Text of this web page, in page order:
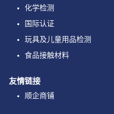
化学检测
国际认证
玩具及儿童用品检测
食品接触材料
友情链接
顺企商铺